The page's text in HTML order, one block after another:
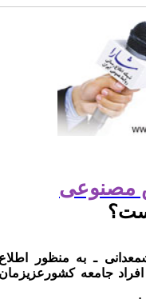
ـ به منظور اطلاع
جامعه کشورعزیزمان